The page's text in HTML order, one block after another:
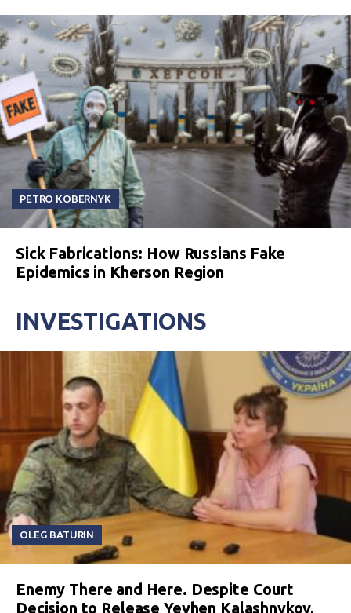
PETRO KOBERNYK
Sick Fabrications: How Russians Fake
Epidemics in Kherson Region
INVESTIGATIONS
OLEG BATURIN
Enemy There and Here. Despite Court
Decision to Release Yevhen Kalashnykov,